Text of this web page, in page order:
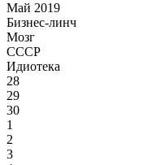
Май 2019
Бизнес-линч
Мозг
СССР
Идиотека
28
29
30
1
2
3